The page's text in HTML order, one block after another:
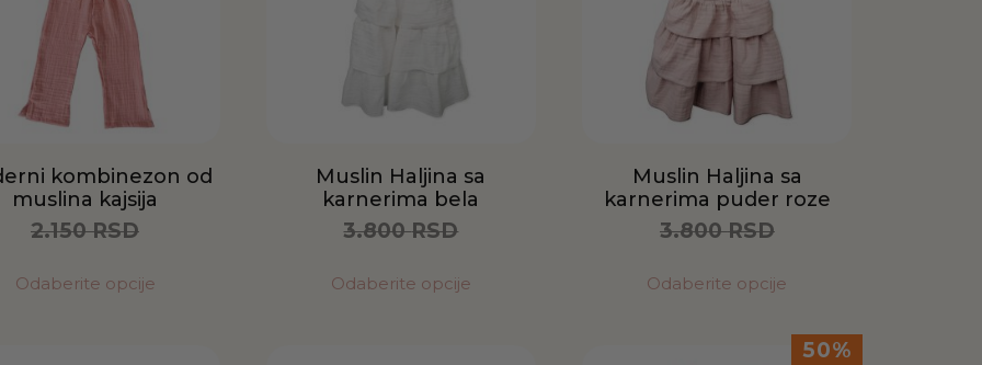
kombinezon od
muslina kajsija
2.150RSD
Odaberite opcije
Muslin Haljina sa
karnerima bela
3.800RSD
Odaberite opcije
Muslin Haljina sa
karnerima puder roze
3.800RSD
Odaberite opcije
50%